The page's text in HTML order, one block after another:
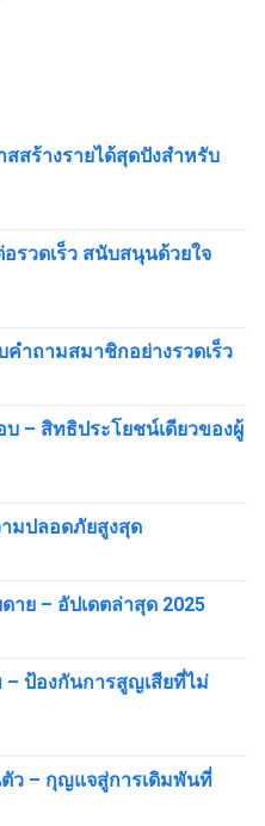
สสร้างรายได้สุดปังสำหรับ
ง
าชิก
รวดเร็ว สนับสนุนด้วยใจ
ม
เร็ว
ำถามสมาชิกอย่างรวดเร็ว
าม
ง
– สิทธิประโยชน์เดียวของผู้
กัด
บ
ว
มปลอดภัยสูงสุด
น
ม
าย – อัปเดตล่าสุด 2025
บ
ดาย
ดต
ป้องกันการสูญเสียที่ไม่
หนดว – กุญแจสู่การเดิมพันที่